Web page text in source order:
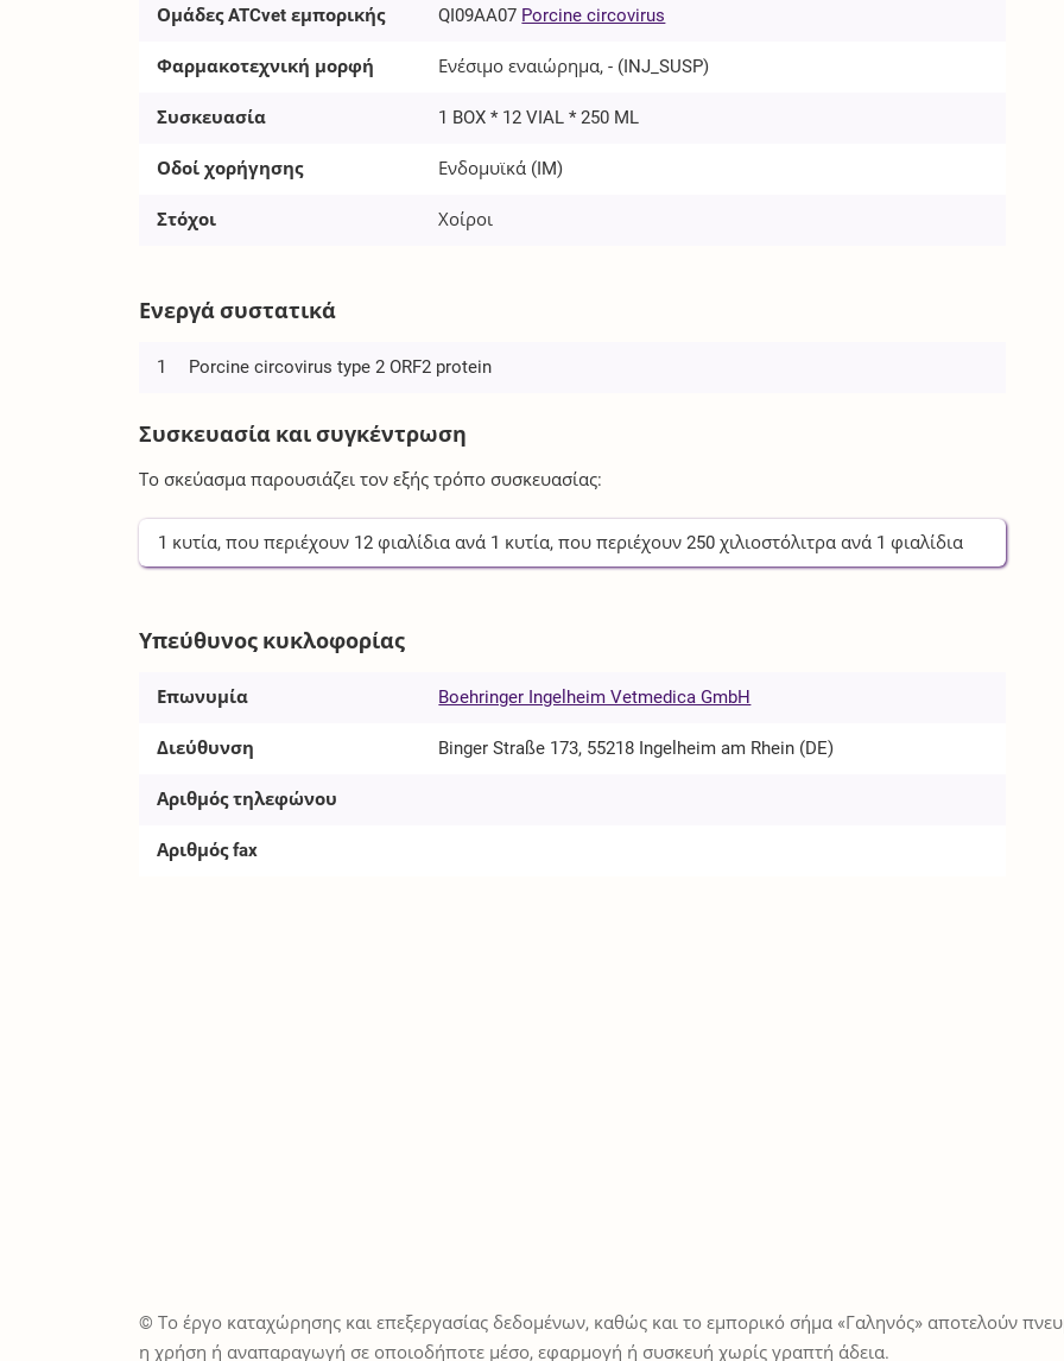
Ομάδες ATCvet εμπορικής QI09AA07 Porcine circovirus
Φαρμακοτεχνική μορφή Ενέσιμο εναιώρημα, - (INJ_SUSP)
Συσκευασία 1 BOX * 12 VIAL * 250 ML
Οδοί χορήγησης Ενδομυϊκά (IM)
Στόχοι Χοίροι
Ενεργά συστατικά
1 Porcine circovirus type 2 ORF2 protein
Συσκευασία και συγκέντρωση
Το σκεύασμα παρουσιάζει τον εξής τρόπο συσκευασίας:
1 κυτία, που περιέχουν 12 φιαλίδια ανά 1 κυτία, που περιέχουν250 χιλιοστόλιτρα ανά 1 φιαλίδια
Υπεύθυνος κυκλοφορίας
Επωνυμία Boehringer Ingelheim Vetmedica GmbH
Διεύθυνση Binger Straße 173, 55218 Ingelheim am Rhein (DE)
Αριθμός τηλεφώνου
Αριθμός fax
© Το έργο καταχώρησης και επεξεργασίας δεδομένων, καθώς και το εμπορικό σήμα «Γαληνός» αποτελούν
η χρήση ή αναπαραγωγή σε οποιοδήποτε μέσο, εφαρμογή ή συσκευή χωρίς γραπτή άδεια.